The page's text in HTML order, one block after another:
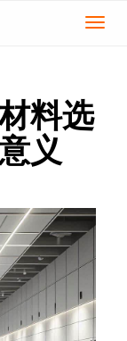
切
料选
义